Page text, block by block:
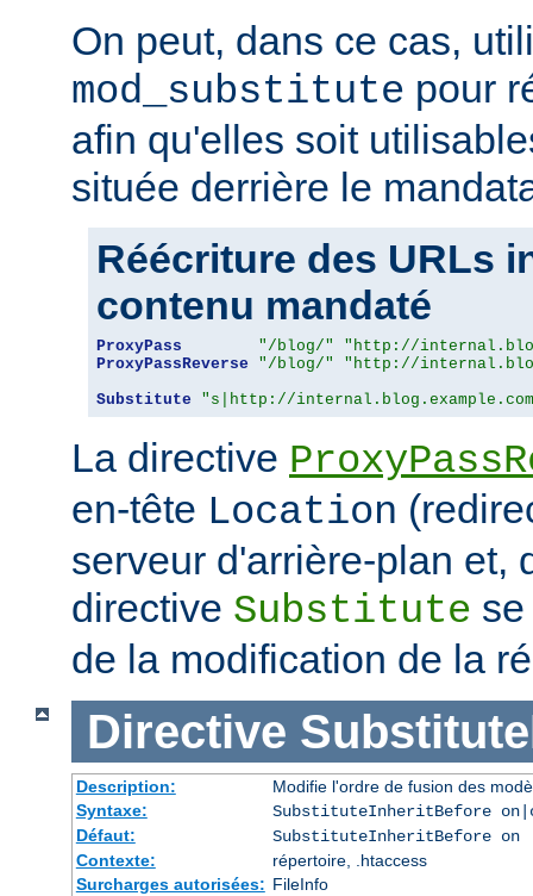
On peut, dans ce cas,
mod_substitute pour
afin qu'elles soit
située derrière le
Réécriture des URLs
contenu mandaté
ProxyPass "/blog/"
"http://
ProxyPassReverse
"/blog/"
"http://
Substitute
"s|http://
La directive
en-tête Location
serveur d'arrière-plan et,
directive Substitute
de la modification de la
Directive
Description:
Modifie l'ordre de fusion des
Syntaxe:
SubstituteInheritBefore
Défaut:
SubstituteInheritBefore on
Contexte:
répertoire, .htaccess
Surcharges autorisées: FileInfo